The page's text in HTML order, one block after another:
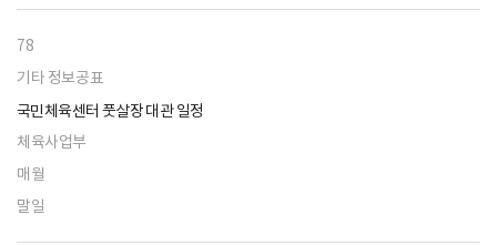
78
기타 정보공표
국민체육센터 풋살장 대관 일정
체육사업부
매월
말일